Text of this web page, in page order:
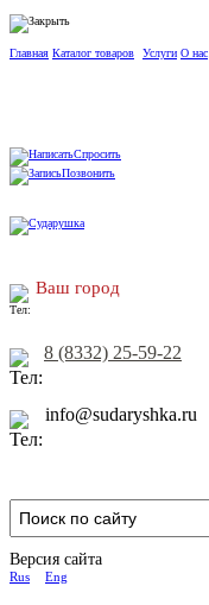
Главная Каталог товаров Услуги О нас
Спросить
Позвонить
Ваш город
8 (8332) 25-59-22
info@sudaryshka.ru
Версия сайта
Rus Eng